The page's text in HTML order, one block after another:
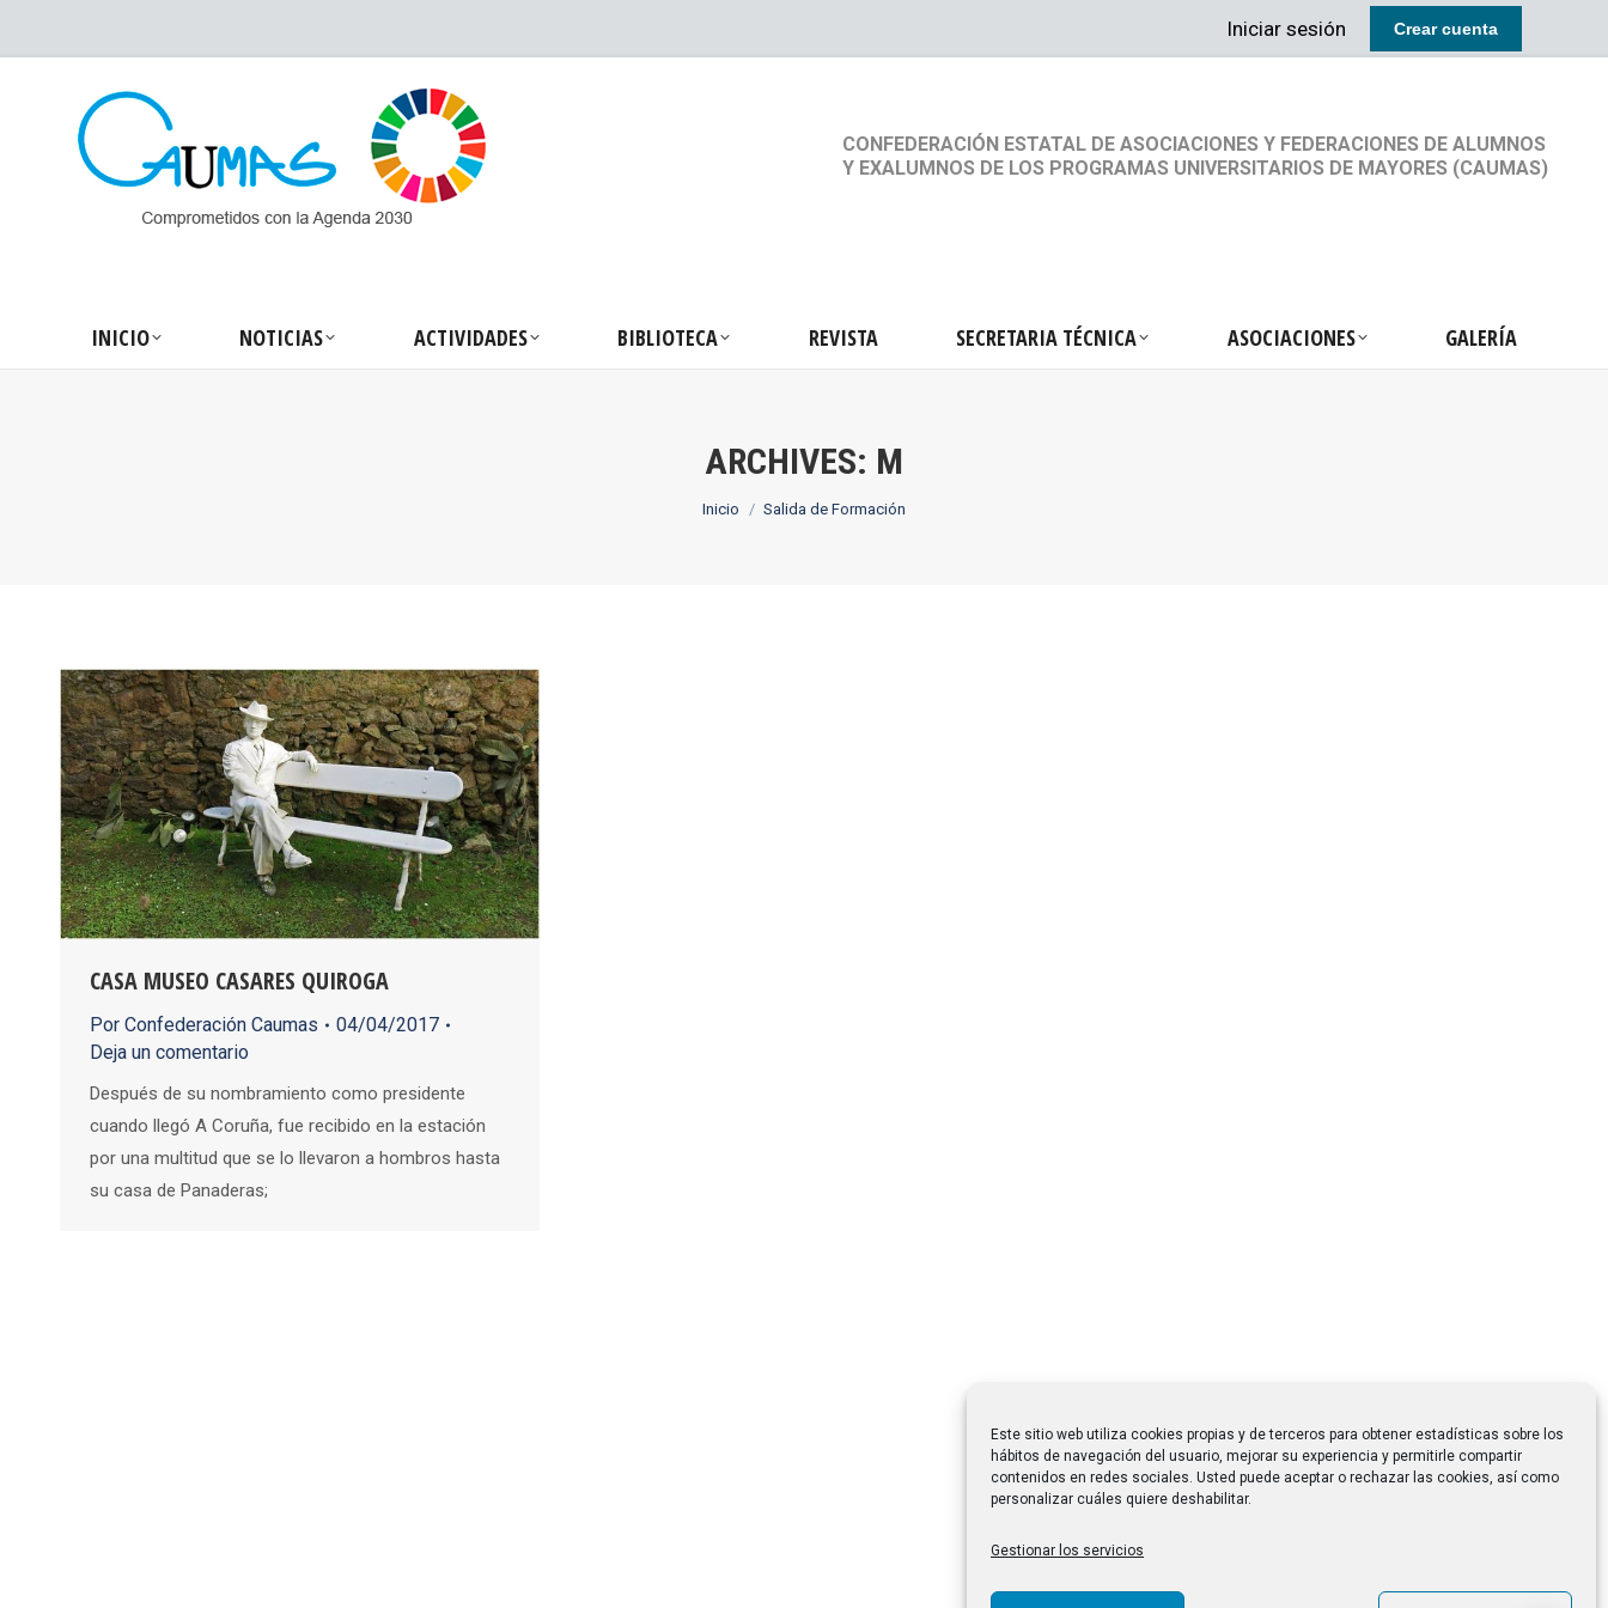
Este sitio web utiliza cookies propias y de terceros para obtener estadísticas sobre los
hábitos de navegación del usuario, mejorar su experiencia y permitirle compartir
contenidos en redes sociales. Usted puede aceptar o rechazar las cookies, así como
personalizar cuáles quiere deshabilitar.
Gestionar los servicios
Iniciar sesión Crear cuenta
CONFEDERACIÓN ESTATAL DE ASOCIACIONES Y FEDERACIONES DE ALUMNOS
Y EXALUMNOS DE LOS PROGRAMAS UNIVERSITARIOS DE MAYORES (CAUMAS)
INICIO NOTICIAS ACTIVIDADES BIBLIOTECA REVISTA SECRETARIA TÉCNICA ASOCIACIONES GALERÍA
ARCHIVES: M
Estás aquí:
Inicio Salida de Formación
CASA MUSEO CASARES QUIROGA
Por Confederación Caumas
04/04/2017
Deja un comentario
Después de su nombramiento como presidente
cuando llegó A Coruña, fue recibido en la estación
por una multitud que se lo llevaron a hombros hasta
su casa de Panaderas;